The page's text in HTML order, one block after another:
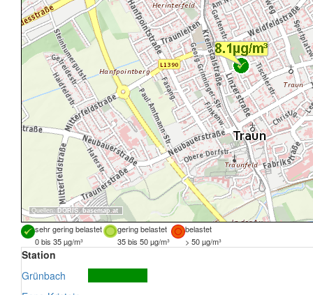
Quellen: DORIS, basemap.at
sehr gering belastet gering belastet
belastet
0 bis 35 µg/m³
35 bis 50 µg/m³ > 50 µg/m³
Station
Grünbach